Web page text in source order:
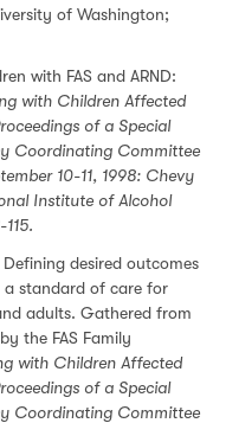
of Washington;
with FAS and ARND:
with Children Affected
of a Special
Coordinating Committee
10-11, 1998: Chevy
Institute of Alcohol
Defining desired outcomes
a standard of care for
adults. Gathered from
the FAS Family
with Children Affected
of a Special
Coordinating Committee